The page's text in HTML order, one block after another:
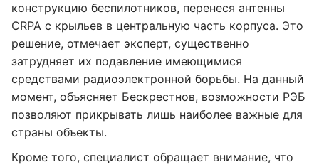
конструкцию беспилотников, перенеся антенны
CRPA с крыльев в центральную часть корпуса. Это
решение, отмечает эксперт, существенно
затрудняет их подавление имеющимися
средствами радиоэлектронной борьбы. На данный
момент, объясняет Бескрестнов, возможности РЭБ
позволяют прикрывать лишь наиболее важные для
страны объекты.
Кроме того, специалист обращает внимание, что